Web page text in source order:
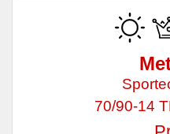
70/90-14